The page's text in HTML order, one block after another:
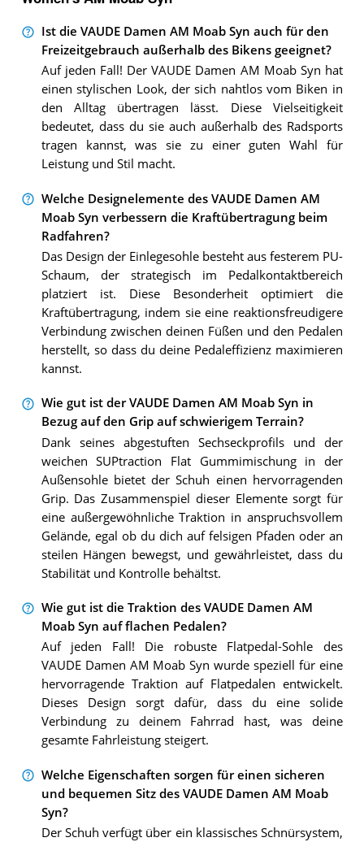
Ist die VAUDE Damen AM Moab Syn auch für den
Freizeitgebrauch außerhalb des Bikens geeignet?
Auf jeden Fall! Der VAUDE Damen AM Moab Syn hat
einen stylischen Look, der sich nahtlos vom Biken in
den Alltag übertragen lässt. Diese Vielseitigkeit
bedeutet, dass du sie auch außerhalb des Radsports
tragen kannst, was sie zu einer guten Wahl für
Leistung und Stil macht.
Welche Designelemente des VAUDE Damen AM
Moab Syn verbessern die Kraftübertragung beim
Radfahren?
Das Design der Einlegesohle besteht aus festerem PU-
Schaum, der strategisch im Pedalkontaktbereich
platziert ist. Diese Besonderheit optimiert die
Kraftübertragung, indem sie eine reaktionsfreudigere
Verbindung zwischen deinen Füßen und den Pedalen
herstellt, so dass du deine Pedaleffizienz maximieren
kannst.
Wie gut ist der VAUDE Damen AM Moab Syn in
Bezug auf den Grip auf schwierigem Terrain?
Dank seines abgestuften Sechseckprofils und der
weichen SUPtraction Flat Gummimischung in der
Außensohle bietet der Schuh einen hervorragenden
Grip. Das Zusammenspiel dieser Elemente sorgt für
eine außergewöhnliche Traktion in anspruchsvollem
Gelände, egal ob du dich auf felsigen Pfaden oder an
steilen Hängen bewegst, und gewährleistet, dass du
Stabilität und Kontrolle behältst.
Wie gut ist die Traktion des VAUDE Damen AM
Moab Syn auf flachen Pedalen?
Auf jeden Fall! Die robuste Flatpedal-Sohle des
VAUDE Damen AM Moab Syn wurde speziell für eine
hervorragende Traktion auf Flatpedalen entwickelt.
Dieses Design sorgt dafür, dass du eine solide
Verbindung zu deinem Fahrrad hast, was deine
gesamte Fahrleistung steigert.
Welche Eigenschaften sorgen für einen sicheren
und bequemen Sitz des VAUDE Damen AM Moab
Syn?
Der Schuh verfügt über ein klassisches Schnürsystem,